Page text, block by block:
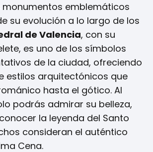
monumentos emblemáticos
su evolución a lo largo de los
de Valencia, con su
es uno de los símbolos
de la ciudad, ofreciendo
estilos arquitectónicos que
hasta el gótico. Al
podrás admirar su belleza,
la leyenda del Santo
consideran el auténtico
Cena.